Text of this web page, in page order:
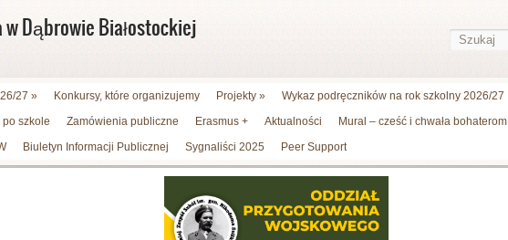
w Dąbrowie Białostockiej
27 » Konkursy, które organizujemy Projekty » Wykaz podręczników na rok szkolny 2026/27
szkole Zamówienia publiczne Erasmus + Aktualności
Mural – cześć i chwała bohaterom
Biuletyn Informacji Publicznej Sygnaliści 2025 Peer Support